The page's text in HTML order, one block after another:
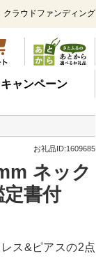
クラウドファンディング
ャンペーン
お礼品ID:1609685
ネック
書付
ス&ピアスの2点